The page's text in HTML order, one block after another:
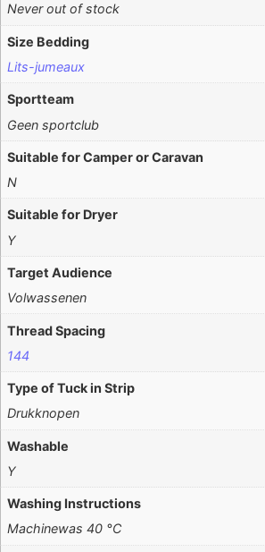
Never out of stock
Size Bedding
Lits-jumeaux
Sportteam
Geen sportclub
Suitable for Camper or Caravan
N
Suitable for Dryer
Y
Target Audience
Volwassenen
Thread Spacing
144
Type of Tuck in Strip
Drukknopen
Washable
Y
Washing Instructions
Machinewas 40 °C